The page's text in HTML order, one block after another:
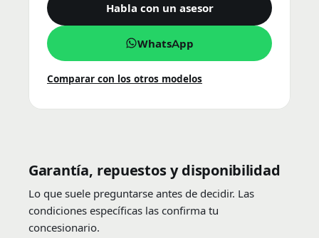
Habla con un asesor
WhatsApp
Comparar con los otros modelos
Garantía, repuestos y disponibilidad
Lo que suele preguntarse antes de decidir. Las
condiciones específicas las confirma tu
concesionario.